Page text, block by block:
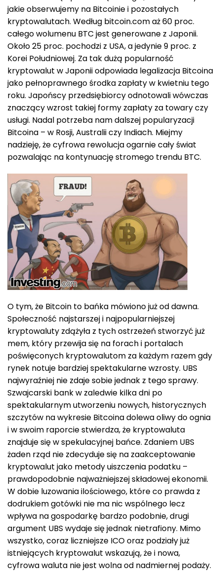
jakie obserwujemy na Bitcoinie i pozostałych
kryptowalutach. Według bitcoin.com aż 60 proc.
całego wolumenu BTC jest generowane z Japonii.
Około 25 proc. pochodzi z USA, a jedynie 9 proc. z
Korei Południowej. Za tak dużą popularność
kryptowalut w Japonii odpowiada legalizacja Bitcoina
jako pełnoprawnego środka zapłaty w kwietniu tego
roku. Japońscy przedsiębiorcy odnotowali wówczas
znaczący wzrost takiej formy zapłaty za towary czy
usługi. Nadal potrzeba nam dalszej popularyzacji
Bitcoina – w Rosji, Australii czy Indiach. Miejmy
nadzieję, że cyfrowa rewolucja ogarnie cały świat
pozwalając na kontynuację stromego trendu BTC.
O tym, że Bitcoin to bańka mówiono już od dawna.
Społeczność najstarszej i najpopularniejszej
kryptowaluty zdążyła z tych ostrzeżeń stworzyć już
mem, który przewija się na forach i portalach
poświęconych kryptowalutom za każdym razem gdy
rynek notuje bardziej spektakularne wzrosty. UBS
najwyraźniej nie zdaje sobie jednak z tego sprawy.
Szwajcarski bank w zaledwie kilka dni po
spektakularnym utworzeniu nowych, historycznych
szczytów na wykresie Bitcoina dolewa oliwy do ognia
i w swoim raporcie stwierdza, że kryptowaluta
znajduje się w spekulacyjnej bańce. Zdaniem UBS
żaden rząd nie zdecyduje się na zaakceptowanie
kryptowalut jako metody uiszczenia podatku –
prawdopodobnie najważniejszej składowej ekonomii.
W dobie luzowania ilościowego, które co prawda z
dodrukiem gotówki nie ma nic wspólnego lecz
wpływa na gospodarkę bardzo podobnie, drugi
argument UBS wydaje się jednak nietrafiony. Mimo
wszystko, coraz liczniejsze ICO oraz podziały już
istniejących kryptowalut wskazują, że i nowa,
cyfrowa waluta nie jest wolna od nadmiernej podaży.